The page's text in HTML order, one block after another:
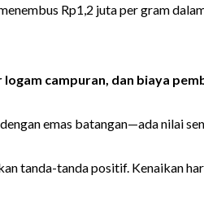
Rp1,2 juta per gram
campuran, dan biaya
emas batangan—ada nilai
tanda-tanda positif. Kenaikan